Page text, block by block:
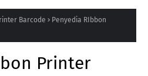
Barcode
Penyedia RIbbon
Printer